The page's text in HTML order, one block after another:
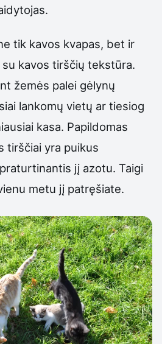
tik kavos kvapas, bet ir
kavos tirščių tekstūra.
žemės palei gėlynų
lankomų vietų ar tiesiog
kasa. Papildomas
tirščiai yra puikus
jį azotu. Taigi
metu jį patręšiate.